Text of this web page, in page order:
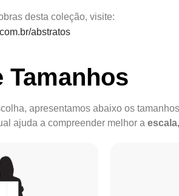
desta coleção, visite:
abstratos
Tamanhos
apresentamos abaixo os
ajuda a compreender melhor a